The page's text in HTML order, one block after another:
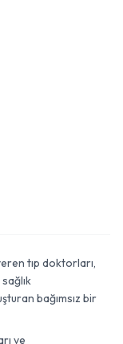
tıp doktorları,
bağımsız bir
ve